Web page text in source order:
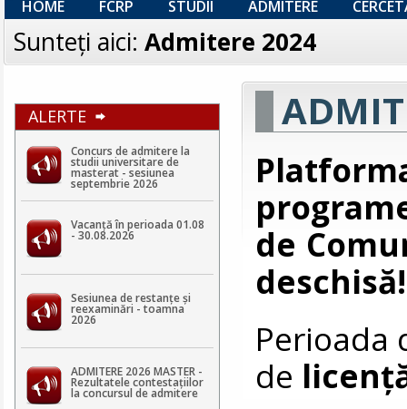
HOME FCRP STUDII ADMITERE
Sunteţi aici: Admitere 2024
ALERTE
Concurs de admitere la
studii universitare de
masterat - sesiunea
septembrie 2026
Vacanță în perioada 01.08
- 30.08.2026
Sesiunea de restanțe și
reexaminări - toamna
2026
ADMITERE 2026 MASTER -
Rezultatele contestaţiilor
la concursul de admitere
de
deschisă!
Perioada
de